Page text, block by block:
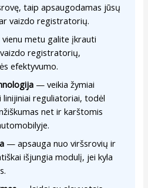
taip apsaugodamas jūsų
vaizdo registratorių.
metu galite įkrauti
registratorių,
efektyvumo.
— veikia žymiai
linijiniai reguliatoriai, todėl
net ir karštomis
— apsauga nuo viršsrovių ir
išjungia modulį, jei kyla